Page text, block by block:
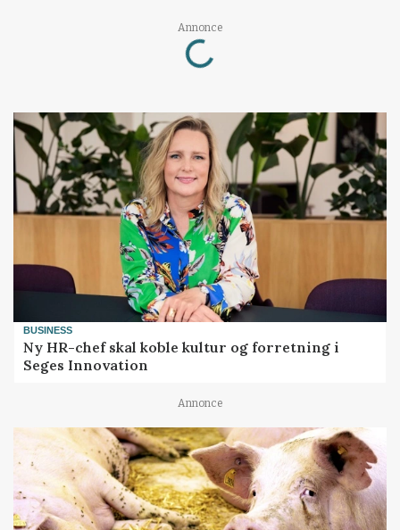
Annonce
Loading...
BUSINESS
Ny HR-chef skal koble kultur og forretning i
Seges Innovation
Annonce